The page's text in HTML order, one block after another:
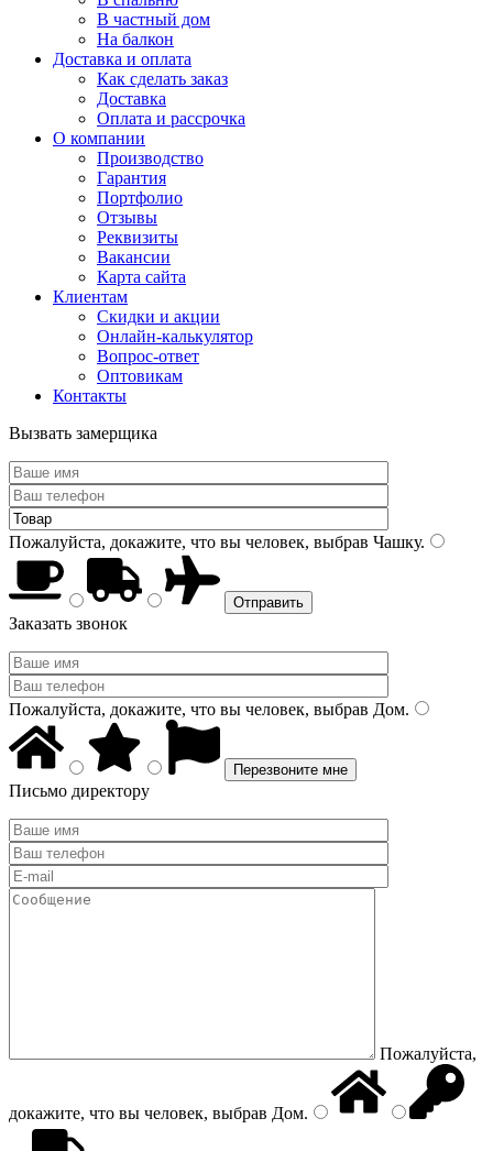
В частный дом
На балкон
Доставка и оплата
Как сделать заказ
Доставка
Оплата и рассрочка
О компании
Производство
Гарантия
Портфолио
Отзывы
Реквизиты
Вакансии
Карта сайта
Клиентам
Скидки и акции
Онлайн-калькулятор
Вопрос-ответ
Оптовикам
Контакты
Вызвать замерщика
Пожалуйста, докажите, что вы человек, выбрав Чашку.
Заказать звонок
Пожалуйста, докажите, что вы человек, выбрав Дом.
Письмо директору
Пожалуйста,
докажите, что вы человек, выбрав Дом.